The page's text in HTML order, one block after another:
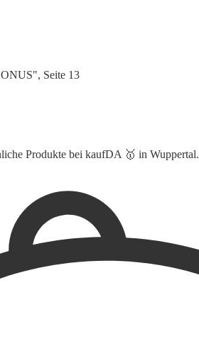
Seite 13
Produkte bei kaufDA 🥇 in Wuppertal.